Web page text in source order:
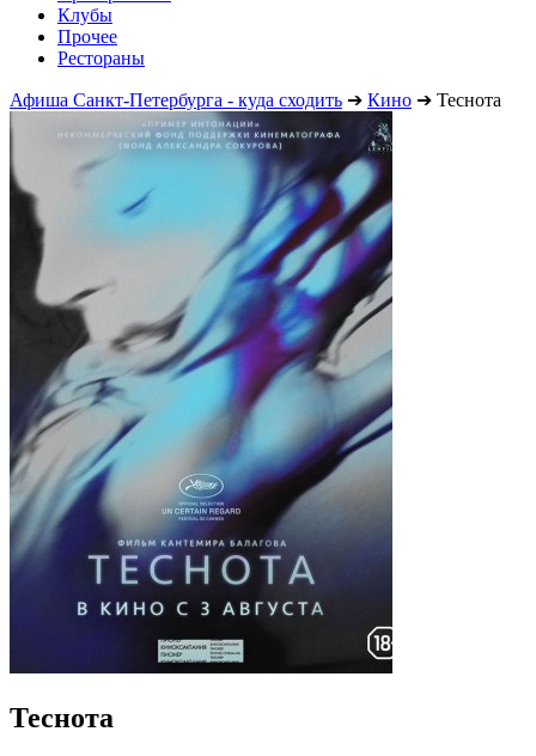
Клубы
Прочее
Рестораны
Афиша Санкт-Петербурга - куда сходить ➔ Кино ➔ Теснота
Теснота